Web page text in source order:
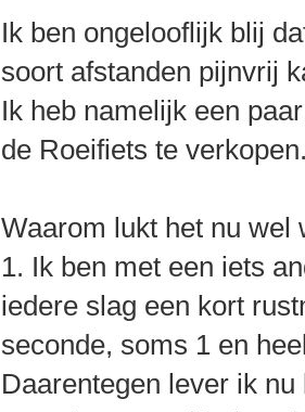
Ik ben ongelooflijk blij
soort afstanden pijnvrij
Ik heb namelijk een
de Roeifiets te
Waarom lukt het nu wel
1. Ik ben met een iets
iedere slag een kort
seconde, soms 1 en
Daarentegen lever ik